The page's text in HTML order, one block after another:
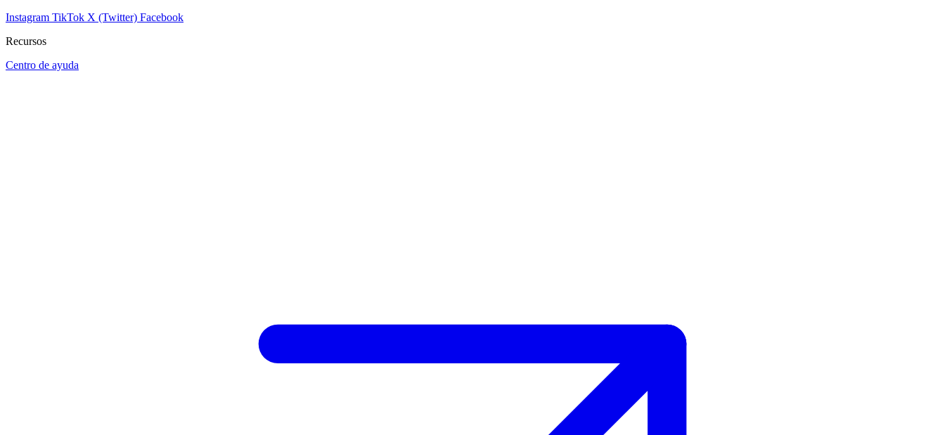
Instagram TikTok X (Twitter) Facebook
Recursos
Centro de ayuda